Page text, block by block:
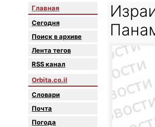
Главная
Сегодня
Поиск в архиве
Лента тегов
RSS канал
Orbita.co.il
Словари
Почта
Погода